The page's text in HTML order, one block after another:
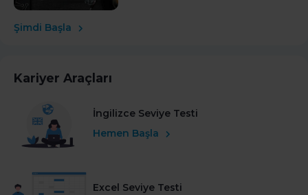
Şimdi Başla
Kariyer Araçları
İngilizce Seviye Testi
Hemen Başla
Excel Seviye Testi